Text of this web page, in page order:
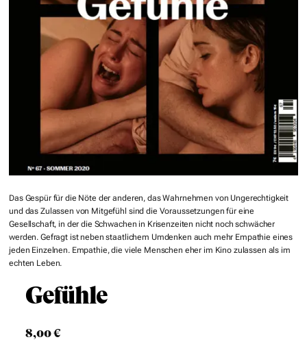
Das Gespür für die Nöte der anderen, das Wahrnehmen von Ungerechtigkeit
und das Zulassen von Mitgefühl sind die Voraussetzungen für eine
Gesellschaft, in der die Schwachen in Krisenzeiten nicht noch schwächer
werden. Gefragt ist neben staatlichem Umdenken auch mehr Empathie eines
jeden Einzelnen. Empathie, die viele Menschen eher im Kino zulassen als im
echten Leben.
Gefühle
8,00€